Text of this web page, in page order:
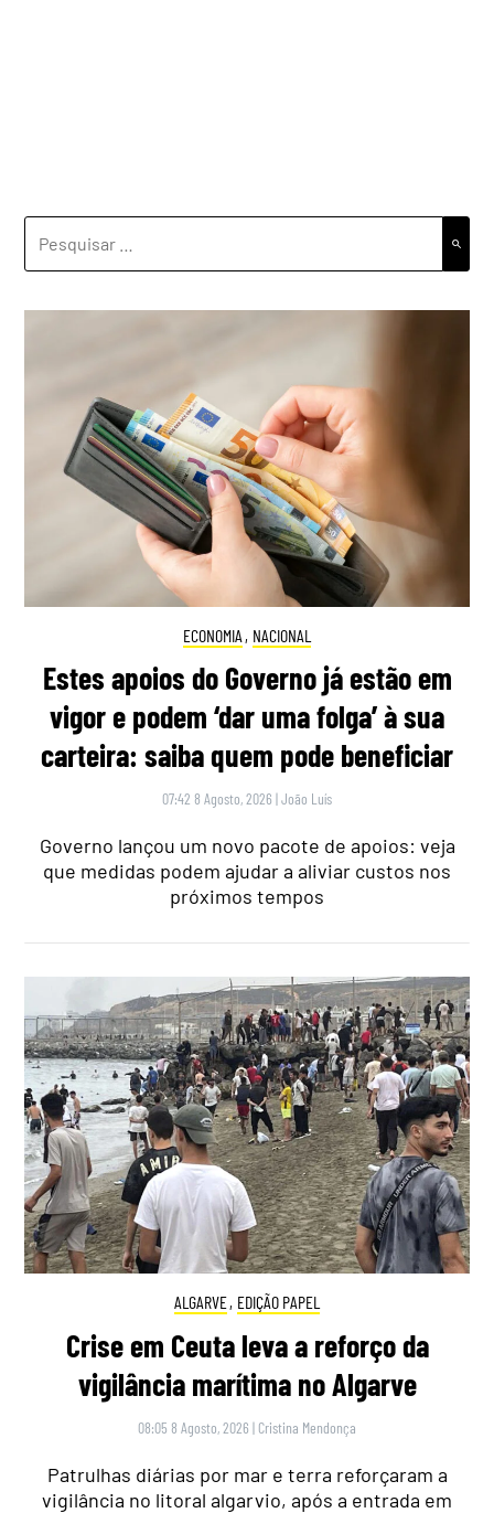
POR:
ECONOMIA , NACIONAL
Estes apoios do Governo já estão em
vigor e podem ‘dar uma folga’ à sua
carteira: saiba quem pode beneficiar
07:42 8 Agosto, 2026 |João Luís
Governo lançou um novo pacote de apoios: veja
que medidas podem ajudar a aliviar custos nos
próximos tempos
ALGARVE, EDIÇÃO PAPEL
Crise em Ceuta leva a reforço da
vigilância marítima no Algarve
08:05 8 Agosto, 2026 | Cristina Mendonça
Patrulhas diárias por mar e terra reforçaram a
vigilância no litoral algarvio, após a entrada em